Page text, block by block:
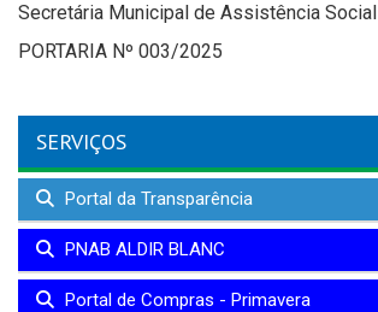
Secretária Municipal de Assistência Social
PORTARIA Nº 003/2025
SERVIÇOS
Portal da Transparência
PNAB ALDIR BLANC
Portal de Compras - Primavera